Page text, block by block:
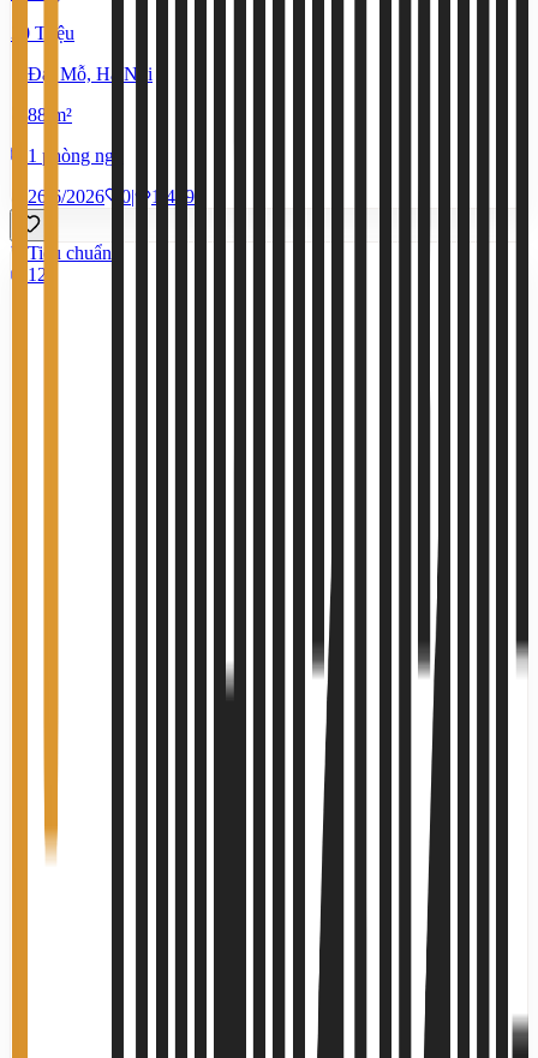
30 Triệu
Đại Mỗ, Hà Nội
88 m²
1 phòng ngủ
26/6/2026
0| 1.479
Tiêu chuẩn
12